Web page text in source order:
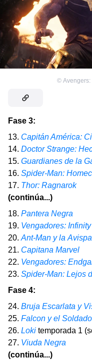
© Avengers:
Fase 3:
13. Capitán América:
14. Doctor Strange:
15. Guardianes de la
16. Spider-Man:
17. Thor: Ragnarok
(continúa...)
18. Pantera Negra
19. Vengadores:
20. Ant-Man y la Avispa
21. Capitana Marvel
22. Vengadores:
23. Spider-Man: Lejos
Fase 4:
24. Bruja Escarlata y
25. Falcon y el
26. Loki temporada 1
27. Viuda Negra
(continúa...)